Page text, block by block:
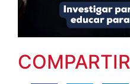
COMPARTIR